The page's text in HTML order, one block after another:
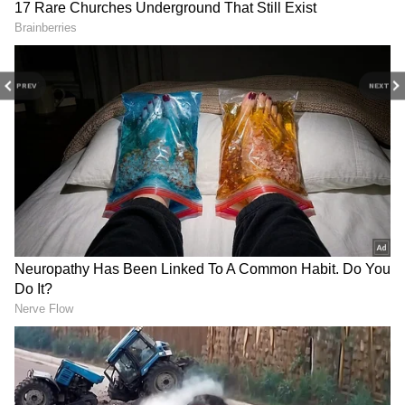
PREV NEXT
RECOMMENDED STORIES
தூத்துக்குடி பனிமய
மாதா கோயில் திருவிழா
நிறைவு: திரளான
பக்தர்கள் தரிசனம்!
நம்பர் 1 டிரெண்டிங்கில்
'தக்காளி வெற்றி கழகம்'
பஸ்! யார் பாத்த
வேலைடா இது?